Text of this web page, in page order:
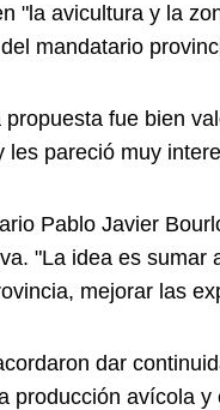
"la avicultura y la
mandatario
fue bien
les pareció muy
Pablo Javier
"La idea es
mejorar las
dar
producción avícola